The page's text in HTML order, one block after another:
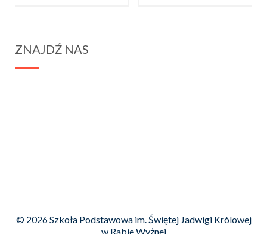
ZNAJDŹ NAS
© 2026Szkoła Podstawowa im. Świętej Jadwigi Królowej
w Rabie Wyżnej